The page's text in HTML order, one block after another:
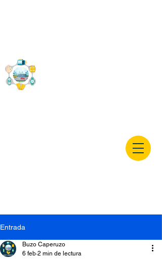
Entrada
Buzo Caperuzo
6 feb 2 min de lectura